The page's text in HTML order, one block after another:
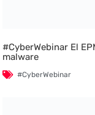
#CyberWebinar El
malware
#CyberWebinar